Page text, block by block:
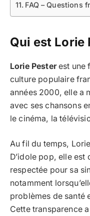
FAQ – Questions
Qui est Lorie
Lorie Pesterest une
culture populaire
années 2000, elle a
avec ses chansons
le cinéma, la
Au fil du temps,
D’idole pop, elle est
respectée pour sa
notamment
problèmes de santé
Cette transparence